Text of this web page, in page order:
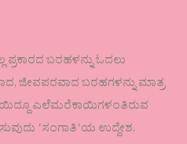
ಬರಹಳನ್ನು ಓದಲು
ಜೀವಪರವಾದ ಬರಹಗಳನ್ನು ಮಾತ್ರ
ಎಲೆಮರೆಕಾಯಿಗಳಂತಿರುವ
ʼಸಂಗಾತಿʼಯ ಉದ್ದೇಶ.